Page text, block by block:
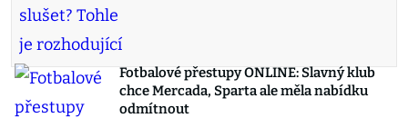
Fotbalové přestupy ONLINE: Slavný klub
chce Mercada, Sparta ale měla nabídku
odmítnout